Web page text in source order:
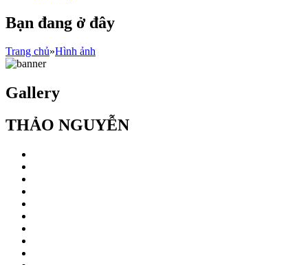
Bạn đang ở đây
Trang chủ»Hình ảnh
Gallery
THẢO NGUYỄN